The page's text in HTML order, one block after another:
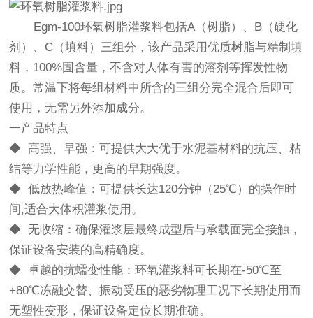
Egm-100环氧树脂灌浆料包括A（树脂）、B（硬化
剂）、C（填料）三组分，该产品采用优质树脂与精制填
料，100%固含量，不含对人体有害的溶剂等挥发性物
质。常温下将每组材料中所含的三组分完全混合后即可
使用，无需另外添加成分。
一产品特点
◆ 高强、早强：可提供大大优于水泥基材料的抗压、粘
结等力学性能，更高的早期强度。
◆ 低放热峰值：可提供长达120分钟（25℃）的操作时
间,适合大体积灌浆使用。
◆ 无收缩：确保灌浆层最终成型后与承载面完全接触，
保证设备安装的高精确度。
◆ 卓越的抗蠕变性能：环氧灌浆料可长期在-50℃至
+80℃冻融交替、振动受压的恶劣物理工况下长期使用而
无塑性变形，保证设备定位长期准确。